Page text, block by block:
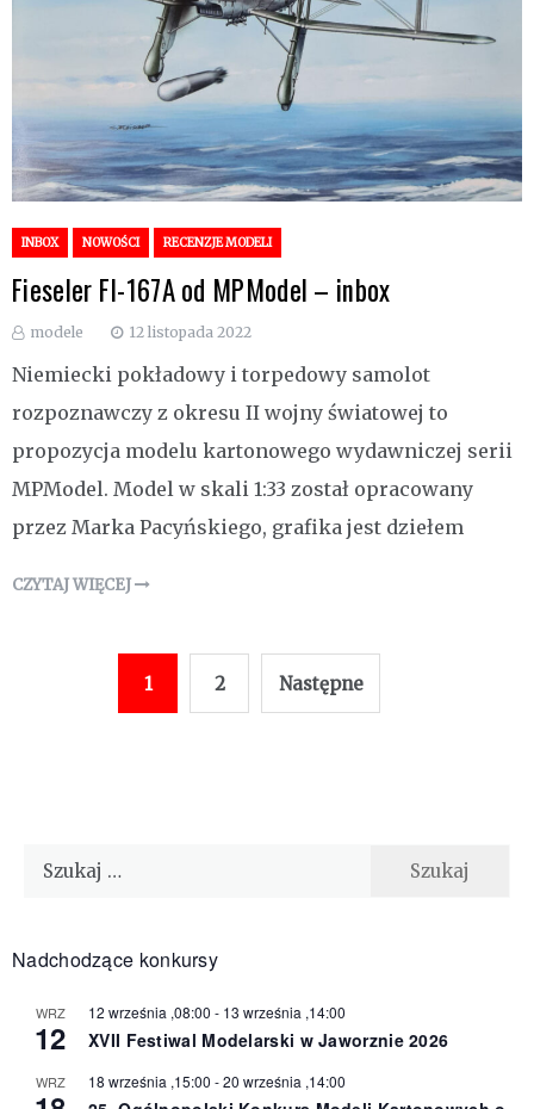
INBOX NOWOŚCI RECENZJE MODELI
Fieseler FI-167A od MPModel – inbox
modele 12 listopada 2022
Niemiecki pokładowy i torpedowy samolot
rozpoznawczy z okresu II wojny światowej to
propozycja modelu kartonowego wydawniczej serii
MPModel. Model w skali 1:33 został opracowany
przez Marka Pacyńskiego, grafika jest dziełem
CZYTAJ WIĘCEJ
1 2 Następne
Szukaj:
Nadchodzące konkursy
WRZ
12
12 września ,08:00 - 13 września ,14:00
XVII Festiwal Modelarski w Jaworznie 2026
WRZ 18 września ,15:00 -20 września ,14:00